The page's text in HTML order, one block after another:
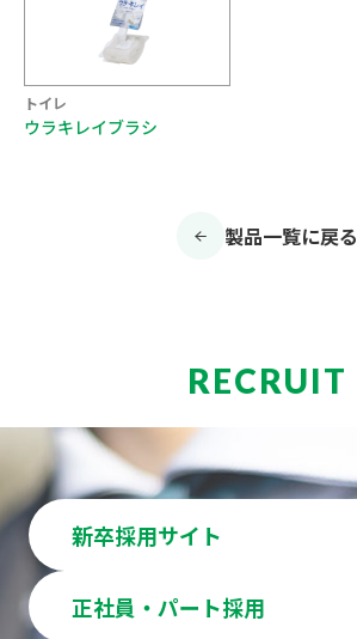
トイレ
ウラキレイブラシ
製品一覧に戻る
RECRUIT
新卒採用サイト
正社員・パート採用